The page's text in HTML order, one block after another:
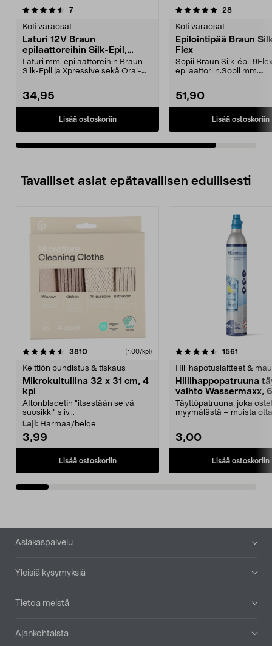
7arvostelut
Koti varaosat
Laturi 12V Braun
epilaattoreihin Silk-Epil,
Xpressive
Laturi mm. epilaattoreihin Braun
Silk-Epil ja Xpressive sekä Oral-
34,95
Lisää ostoskoriin
5.0viidestä
28arvostelut
Koti varaosat
Epilointipää Braun
Flex
Sopii Braun Silk-épil
epilaattoriin.Sopii mm.
51,90
Lisää ostoskoriin
Tavalliset asiat epätavallisen edullisesti
3810arvostelut (1,00/kpl)
Keittiön puhdistus & tiskaus
Mikrokuituliina 32 x 31 cm, 4
kpl
Aftonbladetin "itsestään selvä
suosikki" siiv...
Laji: Harmaa/beige
3,99
Lisää ostoskoriin
4.5viidestä
1561
Hiilihapotuslaitteet &
Hiilihappopatruuna
vaihto Wassermaxx,
Täyttöpatruuna, joka
myymälästä – muista
3,00
Lisää ostoskoriin
4.5viidestä
Alatunniste
Asiakaspalvelu
Yleisiä kysymyksiä
Tietoa meistä
Ajankohtaista